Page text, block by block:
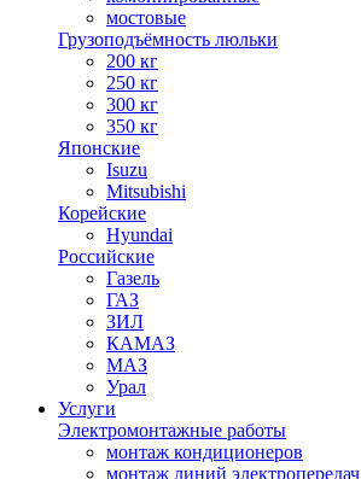
мостовые
Грузоподъёмность люльки
200 кг
250 кг
300 кг
350 кг
Японские
Isuzu
Mitsubishi
Корейские
Hyundai
Российские
Газель
ГАЗ
ЗИЛ
КАМАЗ
МАЗ
Урал
Услуги
Электромонтажные работы
монтаж кондиционеров
монтаж линий электропередач